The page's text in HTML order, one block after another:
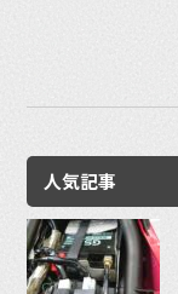
人気記事